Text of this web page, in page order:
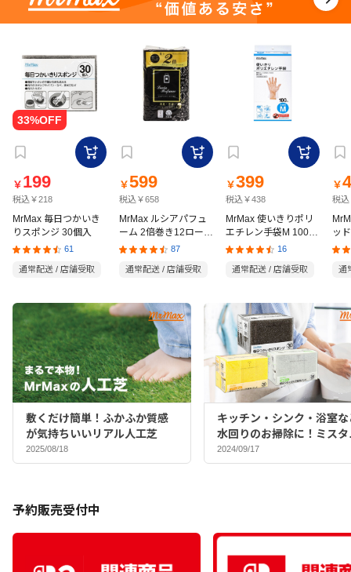
￥ 199
税込￥218
MrMax 毎日つかいき
りスポンジ 30個入
61
通常配送 / 店舗受取
￥599
税込￥658
MrMax ルシアパフュ
ーム 2倍巻き12ロール
ダブル
87
通常配送 / 店舗受取
￥399
税込￥438
MrMax 使いきりポリ
エチレン手袋M 100枚
入
16
通常配送 / 店舗受取
￥
税込
ッ
の
通
敷くだけ簡単！ふかふか質感
が気持ちいいリアル人工芝
2025/08/18
キッチン・シンク・浴室な
水回りのお掃除に！ミスタ
マックスバイヤーおすすめ
ポンジ♪
2024/09/17
予約販売受付中